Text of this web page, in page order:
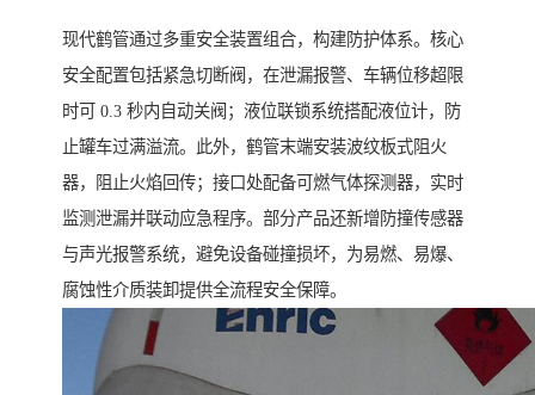
现代鹤管通过多重安全装置组合，构建防护体系。核心
安全配置包括紧急切断阀，在泄漏报警、车辆位移超限
时可 0.3 秒内自动关阀；液位联锁系统搭配液位计，防
止罐车过满溢流。此外，鹤管末端安装波纹板式阻火
器，阻止火焰回传；接口处配备可燃气体探测器，实时
监测泄漏并联动应急程序。部分产品还新增防撞传感器
与声光报警系统，避免设备碰撞损坏，为易燃、易爆、
腐蚀性介质装卸提供全流程安全保障。